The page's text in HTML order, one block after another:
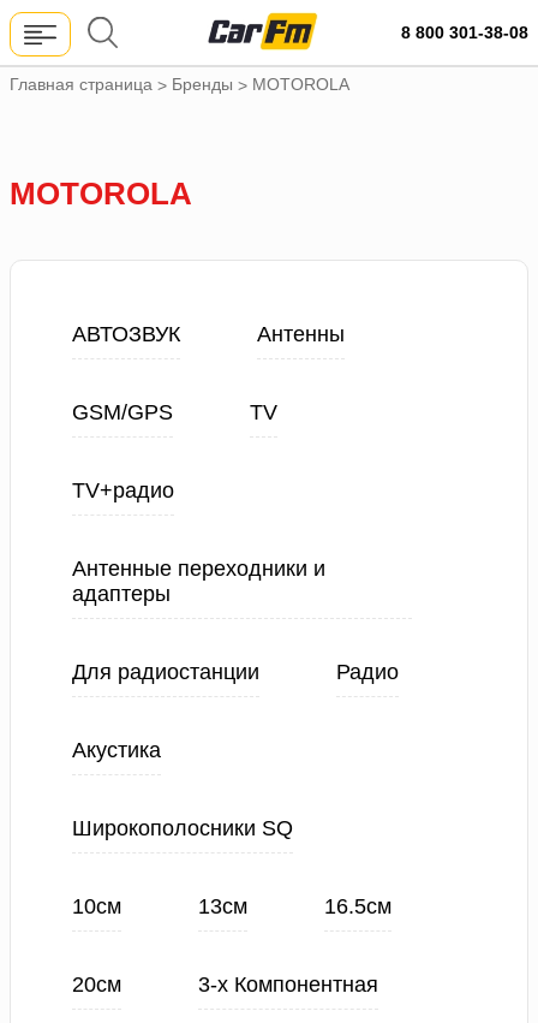
8 800 301-38-08
Главная страница > Бренды > MOTOROLA
MOTOROLA
АВТОЗВУК Антенны
GSM/GPS TV
TV+радио
Антенные переходники и
адаптеры
Для радиостанции Радио
Акустика
Широкополосники SQ
10см 13см 16.5см
20см 3-х Компонентная